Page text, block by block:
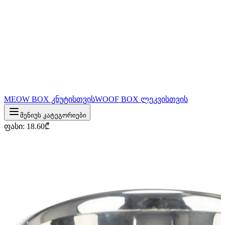
MEOW BOX კნუტისთვისWOOF BOX ლეკვისთვის
მენიუს კატეგორიები
ფასი: 18.60₾